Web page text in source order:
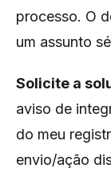
processo. O
um assunto
Solicite a
aviso de
do meu
envio/ação